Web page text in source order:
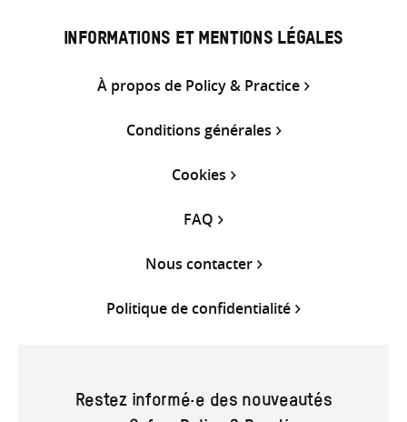
INFORMATIONS ET MENTIONS LÉGALES
À propos de Policy & Practice
Conditions générales
Cookies
FAQ
Nous contacter
Politique de confidentialité
Restez informé·e des nouveautés